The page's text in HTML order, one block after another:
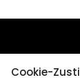
Cookie-